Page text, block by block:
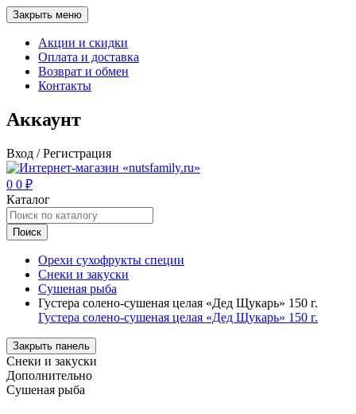
Закрыть меню
Акции и скидки
Оплата и доставка
Возврат и обмен
Контакты
Аккаунт
Вход / Регистрация
0 0 ₽
Каталог
Поиск
Орехи сухофрукты специи
Снеки и закуски
Сушеная рыба
Густера солено-сушеная целая «Дед Щукарь» 150 г.
Густера солено-сушеная целая «Дед Щукарь» 150 г.
Закрыть панель
Снеки и закуски
Дополнительно
Сушеная рыба